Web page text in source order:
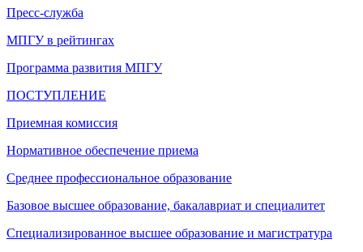
Пресс-служба
МПГУ в рейтингах
Программа развития МПГУ
ПОСТУПЛЕНИЕ
Приемная комиссия
Нормативное обеспечение приема
Среднее профессиональное образование
Базовое высшее образование, бакалавриат и специалитет
Специализированное высшее образование и магистратура